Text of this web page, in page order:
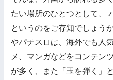
たい場所のひとつとして、
というのをご存知でしょう
やパチスロは、海外でも人
メ、マンガなどをコンテン
が多く、また「玉を弾く」